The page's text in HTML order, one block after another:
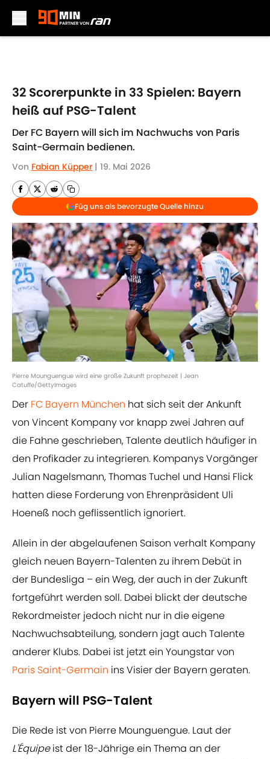
32 Scorerpunkte in 33 Spielen: Bayern
heiß auf PSG-Talent
Der FC Bayern will sich im Nachwuchs von Paris
Saint-Germain bedienen.
Von Fabian Küpper | 19. Mai 2026
Füg uns als bevorzugte Quelle hinzu
Pierre Mounguengue wird eine große Zukunft prophezeit | Jean
Catuffe/GettyImages
Der FC Bayern München hat sich seit der Ankunft
von Vincent Kompany vor knapp zwei Jahren auf
die Fahne geschrieben, Talente deutlich häufiger in
den Profikader zu integrieren. Kompanys Vorgänger
Julian Nagelsmann, Thomas Tuchel und Hansi Flick
hatten diese Forderung von Ehrenpräsident Uli
Hoeneß noch geflissentlich ignoriert.
Allein in der abgelaufenen Saison verhalt Kompany
gleich neuen Bayern-Talenten zu ihrem Debüt in
der Bundesliga – ein Weg, der auch in der Zukunft
fortgeführt werden soll. Dabei blickt der deutsche
Rekordmeister jedoch nicht nur in die eigene
Nachwuchsabteilung, sondern jagt auch Talente
anderer Klubs. Dabei ist jetzt ein Youngstar von
Paris Saint-Germain ins Visier der Bayern geraten.
Bayern will PSG-Talent
Die Rede ist von Pierre Mounguengue. Laut der
L'Équipeist der 18-Jährige ein Thema an der